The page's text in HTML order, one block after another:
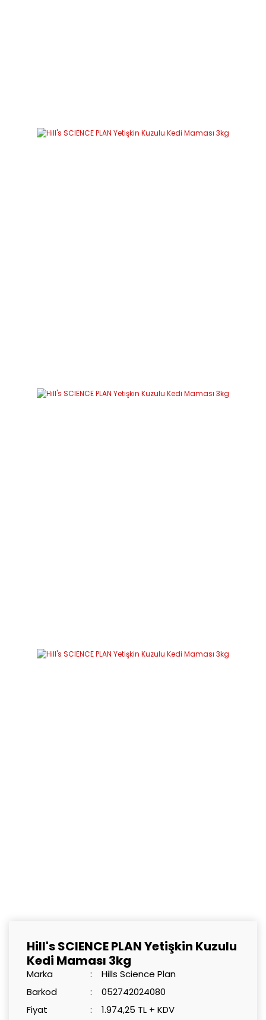
Hill's SCIENCE PLAN Yetişkin Kuzulu
Kedi Maması 3kg
Marka
Hills Science Plan
Barkod
052742024080
Fiyat
1.974,25 TL + KDV